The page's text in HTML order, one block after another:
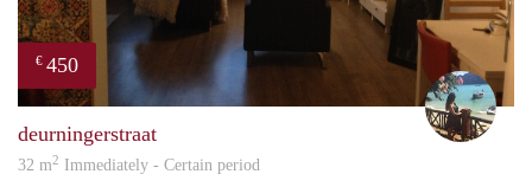
€ 450
deurningerstraat
32 m2 Immediately - Certain period